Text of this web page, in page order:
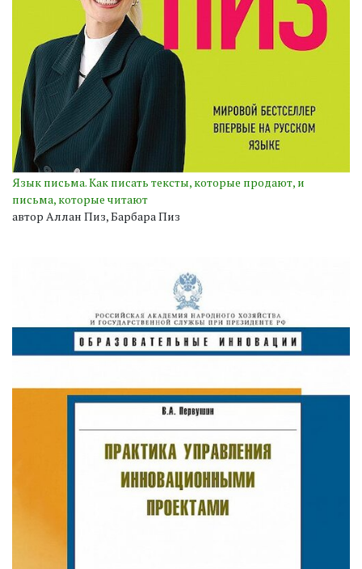
Язык письма. Как писать тексты, которые продают, и
письма, которые читают
автор Аллан Пиз, Барбара Пиз